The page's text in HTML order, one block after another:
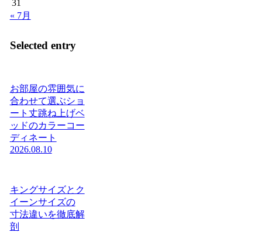
31
« 7月
Selected entry
お部屋の雰囲気に
合わせて選ぶショ
ート丈跳ね上げベ
ッドのカラーコー
ディネート
2026.08.10
キングサイズとク
イーンサイズの
寸法違いを徹底解
剖